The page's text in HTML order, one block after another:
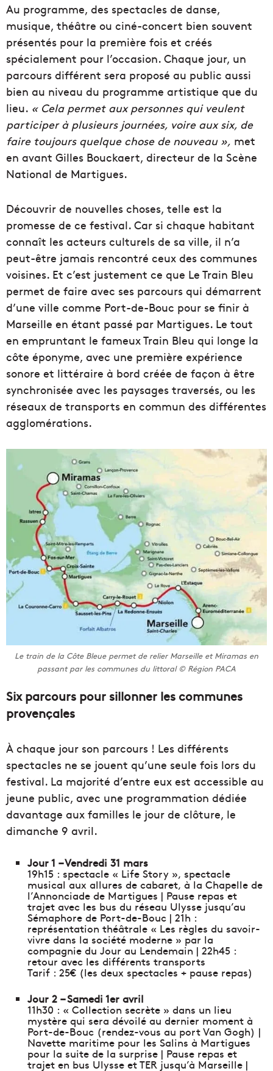
Au programme, des spectacles de danse,
musique, théâtre ou ciné-concert bien souvent
présentés pour la première fois et créés
spécialement pour l’occasion. Chaque jour, un
parcours différent sera proposé au public aussi
bien au niveau du programme artistique que du
lieu. « Cela permet aux personnes qui veulent
participer à plusieurs journées, voire aux six, de
faire toujours quelque chose de nouveau », met
en avant Gilles Bouckaert, directeur de la Scène
National de Martigues.
Découvrir de nouvelles choses, telle est la
promesse de ce festival. Car si chaque habitant
connaît les acteurs culturels de sa ville, il n’a
peut-être jamais rencontré ceux des communes
voisines. Et c’est justement ce que Le Train Bleu
permet de faire avec ses parcours qui démarrent
d’une ville comme Port-de-Bouc pour se finir à
Marseille en étant passé par Martigues. Le tout
en empruntant le fameux Train Bleu qui longe la
côte éponyme, avec une première expérience
sonore et littéraire à bord créée de façon à être
synchronisée avec les paysages traversés, ou les
réseaux de transports en commun des différentes
agglomérations.
Le train de la Côte Bleue permet de relier Marseille et Miramas en
passant par les communes du littoral © Région PACA
Six parcours pour sillonner les communes
provençales
À chaque jour son parcours ! Les différents
spectacles ne se jouent qu’une seule fois lors du
festival. La majorité d’entre eux est accessible au
jeune public, avec une programmation dédiée
davantage aux familles le jour de clôture, le
dimanche 9 avril.
Jour 1 – Vendredi 31 mars
19h15 : spectacle « Life Story », spectacle
musical aux allures de cabaret, à la Chapelle de
l’Annonciade de Martigues | Pause repas et
trajet avec les bus du réseau Ulysse jusqu’au
Sémaphore de Port-de-Bouc | 21h :
représentation théâtrale « Les règles du savoir-
vivre dans la société moderne » par la
compagnie du Jour au Lendemain | 22h45 :
retour avec les différents transports
Tarif : 25€ (les deux spectacles + pause repas)
Jour 2 – Samedi 1er avril
11h30 : « Collection secrète » dans un lieu
mystère qui sera dévoilé au dernier moment à
Port-de-Bouc (rendez-vous au port Van Gogh) |
Navette maritime pour les Salins à Martigues
pour la suite de la surprise | Pause repas et
trajet en bus Ulysse et TER jusqu’à Marseille |